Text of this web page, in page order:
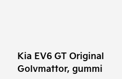
Kia EV6 GT Original
Golvmattor, gummi